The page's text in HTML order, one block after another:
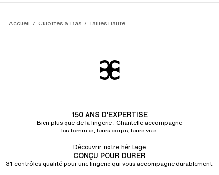
Accueil Culottes & Bas Tailles Haute
150 ANS D'EXPERTISE
Bien plus que de la lingerie : Chantelle accompagne
les femmes, leurs corps, leurs vies.
Découvrir notre héritage
CONÇU POUR DURER
31 contrôles qualité pour une lingerie qui vous accompagne durablement.